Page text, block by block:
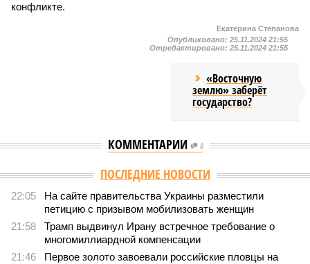
конфликте.
Екатерина Степанова
Опубликовано: 25.11.2024 21:55
Отредактировано: 25.11.2024 21:55
«Восточную
землю» заберёт
государство?
КОММЕНТАРИИ 0
Версия //Конфликт // Импортозамещение беспилотников оказалось
Импортозамещение беспилотников оказалось
мошеннической схемой?
Эрзац-дрон